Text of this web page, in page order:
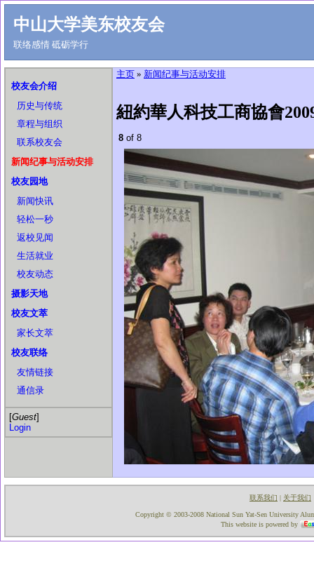
中山大学美东校友会
联络感情 砥砺学行
校友会介绍
历史与传统
章程与组织
联系校友会
新闻纪事与活动安排
校友园地
新闻快讯
轻松一秒
返校见闻
生活就业
校友动态
摄影天地
校友文萃
家长文萃
校友联络
友情链接
通信录
[Guest]
Login
主页 » 新闻纪事与活动安排
紐約華人科技工商協會
8 of 8
联系我们 | 关于我们
Copyright © 2003-2008 National Sun Yat-Sen University
This website is powered by